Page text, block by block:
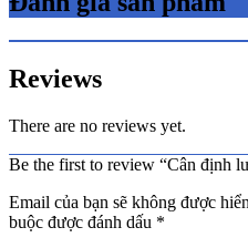
Reviews
There are no reviews yet.
Be the first to review “Cân định
Email của bạn sẽ không được
buộc được đánh dấu *